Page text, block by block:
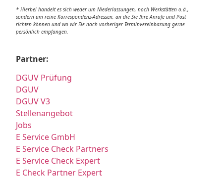
* Hierbei handelt es sich weder um Niederlassungen, noch Werkstätten o.ä.,
sondern um reine Korrespondenz-Adressen, an die Sie Ihre Anrufe und Post
richten können und wo wir Sie nach vorheriger Terminvereinbarung gerne
persönlich empfangen.
Partner:
DGUV Prüfung
DGUV
DGUV V3
Stellenangebot
Jobs
E Service GmbH
E Service Check Partners
E Service Check Expert
E Check Partner Expert